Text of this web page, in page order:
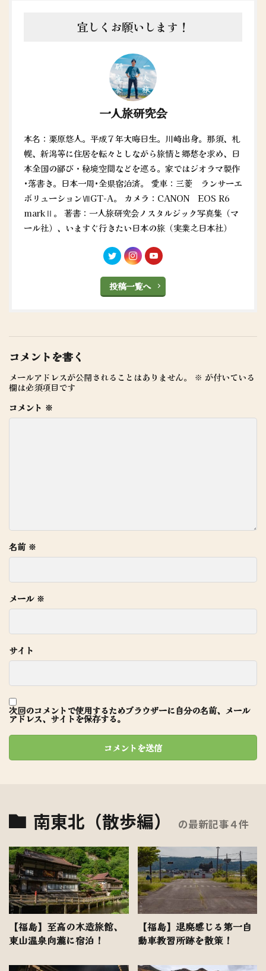
宜しくお願いします！
一人旅研究会
本名：栗原悠人。平成７年大晦日生。川崎出身。那須、札
幌、新潟等に住居を転々としながら旅情と郷愁を求め、日
本全国の鄙び・秘境空間などを巡る。家ではジオラマ製作
•落書き。日本一周•全県宿泊済。 愛車：三菱 ランサーエ
ボリューションⅦGT-A。 カメラ：CANON EOS R6
markⅡ。 著書：一人旅研究会ノスタルジック写真集（マ
ール社）、いますぐ行きたい日本の旅（実業之日本社）
投稿一覧へ
コメントを書く
メールアドレスが公開されることはありません。 ※ が付いている
欄は必須項目です
コメント ※
名前 ※
メール ※
サイト
次回のコメントで使用するためブラウザーに自分の名前、メール
アドレス、サイトを保存する。
南東北（散歩編） の最新記事４件
【福島】至高の木造旅館、
東山温泉向瀧に宿泊！
【福島】退廃感じる第一自
動車教習所跡を散策！